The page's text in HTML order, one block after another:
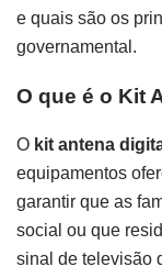
e quais são os
governamental.
O que é o Kit
O kit antena
equipamentos
garantir que as
social ou que
sinal de televisão